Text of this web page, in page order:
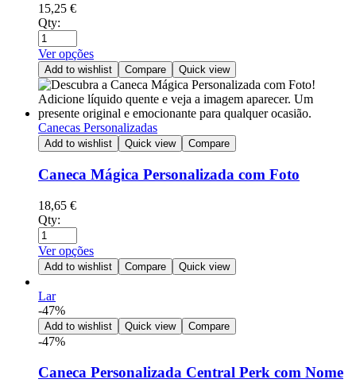
15,25 €
Qty:
Ver opções
Add to wishlist Compare Quick view
Canecas Personalizadas
Add to wishlist Quick view Compare
Caneca Mágica Personalizada com Foto
18,65 €
Qty:
Ver opções
Add to wishlist Compare Quick view
Lar
-47%
Add to wishlist Quick view Compare
-47%
Caneca Personalizada Central Perk com Nome